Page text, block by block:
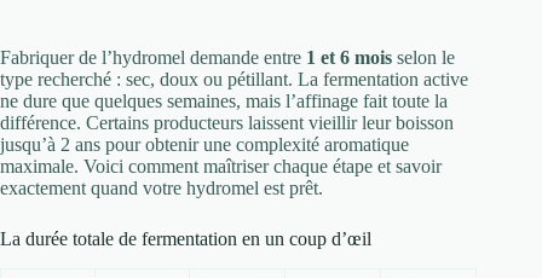
Fabriquer de l’hydromel demande entre 1 et 6 mois selon le
type recherché : sec, doux ou pétillant. La fermentation active
ne dure que quelques semaines, mais l’affinage fait toute la
différence. Certains producteurs laissent vieillir leur boisson
jusqu’à 2 ans pour obtenir une complexité aromatique
maximale. Voici comment maîtriser chaque étape et savoir
exactement quand votre hydromel est prêt.
La durée totale de fermentation en un coup d’œil